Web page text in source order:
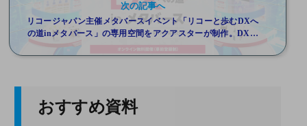
次の記事へ
リコージャパン主催メタバースイベント「リコーと歩むDXへ
の道inメタバース」の専用空間をアクアスターが制作。DXを
進めるお客様が取り組むべき領域と課題をメタバースで明確
に。
おすすめ資料